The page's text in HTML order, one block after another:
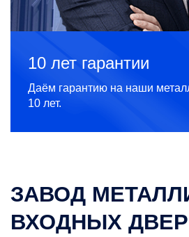
10 лет гарантии
Даём гарантию на наши
10 лет.
ЗАВОД
ВХОДНЫХ